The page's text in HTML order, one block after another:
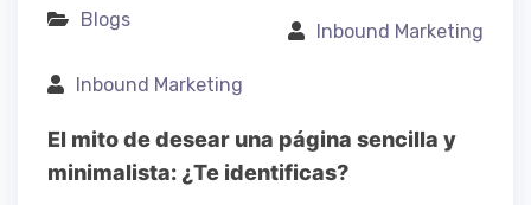
Blogs
Inbound Marketing
Inbound Marketing
El mito de desear una página sencilla y
minimalista: ¿Te identificas?